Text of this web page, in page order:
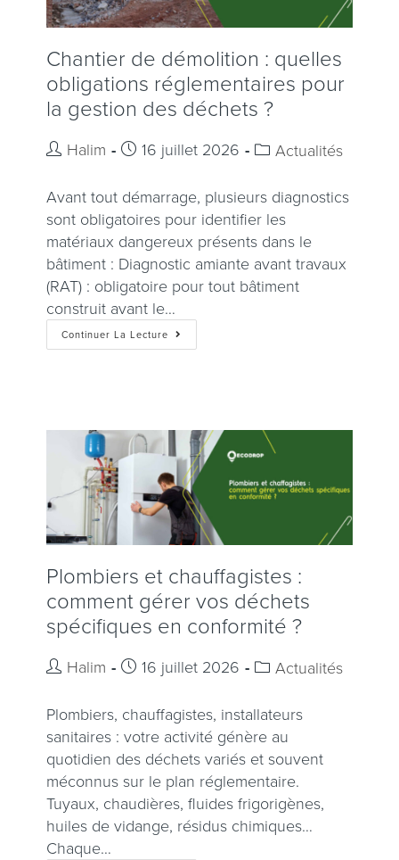
Chantier de démolition : quelles
obligations réglementaires pour
la gestion des déchets ?
Halim 16 juillet 2026 Actualités
Avant tout démarrage, plusieurs diagnostics
sont obligatoires pour identifier les
matériaux dangereux présents dans le
bâtiment : Diagnostic amiante avant travaux
(RAT) : obligatoire pour tout bâtiment
construit avant le…
Continuer La Lecture
Plombiers et chauffagistes :
comment gérer vos déchets
spécifiques en conformité ?
Halim 16 juillet 2026 Actualités
Plombiers, chauffagistes, installateurs
sanitaires : votre activité génère au
quotidien des déchets variés et souvent
méconnus sur le plan réglementaire.
Tuyaux, chaudières, fluides frigorigènes,
huiles de vidange, résidus chimiques…
Chaque…